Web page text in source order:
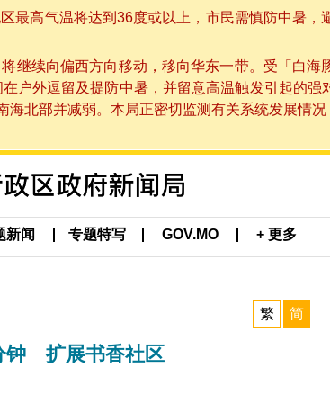
最高气温将达到36度或以上，市民需慎防中暑
继续向偏西方向移动，移向华东一带。受「白
户外逗留及提防中暑，并留意高温触发引起的强
北部并减弱。本局正密切监测有关系统发展情
新闻 专题特写 GOV.MO + 更多
繁 简
钟 扩展书香社区